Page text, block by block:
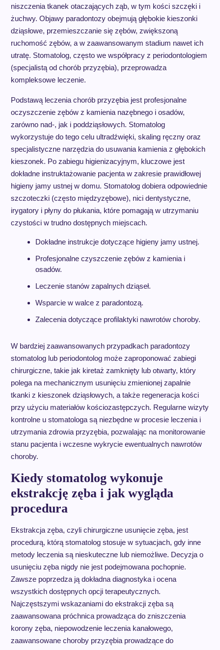
niszczenia tkanek otaczających ząb, w tym kości szczęki i
żuchwy. Objawy paradontozy obejmują głębokie kieszonki
dziąsłowe, przemieszczanie się zębów, zwiększoną
ruchomość zębów, a w zaawansowanym stadium nawet ich
utratę. Stomatolog, często we współpracy z periodontologiem
(specjalistą od chorób przyzębia), przeprowadza
kompleksowe leczenie.
Podstawą leczenia chorób przyzębia jest profesjonalne
oczyszczenie zębów z kamienia nazębnego i osadów,
zarówno nad-, jak i poddziąsłowych. Stomatolog
wykorzystuje do tego celu ultradźwięki, skaling ręczny oraz
specjalistyczne narzędzia do usuwania kamienia z głębokich
kieszonek. Po zabiegu higienizacyjnym, kluczowe jest
dokładne instruktażowanie pacjenta w zakresie prawidłowej
higieny jamy ustnej w domu. Stomatolog dobiera odpowiednie
szczoteczki (często międzyzębowe), nici dentystyczne,
irygatory i płyny do płukania, które pomagają w utrzymaniu
czystości w trudno dostępnych miejscach.
Dokładne instrukcje dotyczące higieny jamy ustnej.
Profesjonalne czyszczenie zębów z kamienia i
osadów.
Leczenie stanów zapalnych dziąseł.
Wsparcie w walce z paradontozą.
Zalecenia dotyczące profilaktyki nawrotów choroby.
W bardziej zaawansowanych przypadkach paradontozy
stomatolog lub periodontolog może zaproponować zabiegi
chirurgiczne, takie jak kiretaż zamknięty lub otwarty, który
polega na mechanicznym usunięciu zmienionej zapalnie
tkanki z kieszonek dziąsłowych, a także regeneracja kości
przy użyciu materiałów kościozastępczych. Regularne wizyty
kontrolne u stomatologa są niezbędne w procesie leczenia i
utrzymania zdrowia przyzębia, pozwalając na monitorowanie
stanu pacjenta i wczesne wykrycie ewentualnych nawrotów
choroby.
Kiedy stomatolog wykonuje
ekstrakcję zęba i jak wygląda
procedura
Ekstrakcja zęba, czyli chirurgiczne usunięcie zęba, jest
procedurą, którą stomatolog stosuje w sytuacjach, gdy inne
metody leczenia są nieskuteczne lub niemożliwe. Decyzja o
usunięciu zęba nigdy nie jest podejmowana pochopnie.
Zawsze poprzedza ją dokładna diagnostyka i ocena
wszystkich dostępnych opcji terapeutycznych.
Najczęstszymi wskazaniami do ekstrakcji zęba są
zaawansowana próchnica prowadząca do zniszczenia
korony zęba, niepowodzenie leczenia kanałowego,
zaawansowane choroby przyzębia prowadzące do